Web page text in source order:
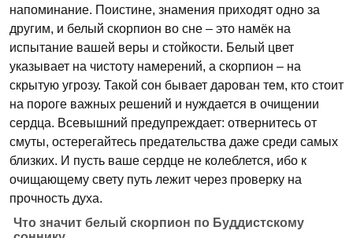
напоминание. Поистине, знамения приходят одно за
другим, и белый скорпион во сне – это намёк на
испытание вашей веры и стойкости. Белый цвет
указывает на чистоту намерений, а скорпион – на
скрытую угрозу. Такой сон бывает дарован тем, кто стоит
на пороге важных решений и нуждается в очищении
сердца. Всевышний предупреждает: отвернитесь от
смуты, остерегайтесь предательства даже среди самых
близких. И пусть ваше сердце не колеблется, ибо к
очищающему свету путь лежит через проверку на
прочность духа.
Что значит белый скорпион по Буддистскому